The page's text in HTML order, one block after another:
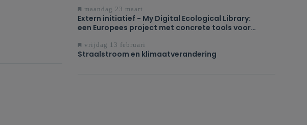
maandag 23 maart
Extern initiatief - My Digital Ecological Library:
een Europees project met concrete tools voor
vrijdag 13 februari
Straalstroom en klimaatverandering